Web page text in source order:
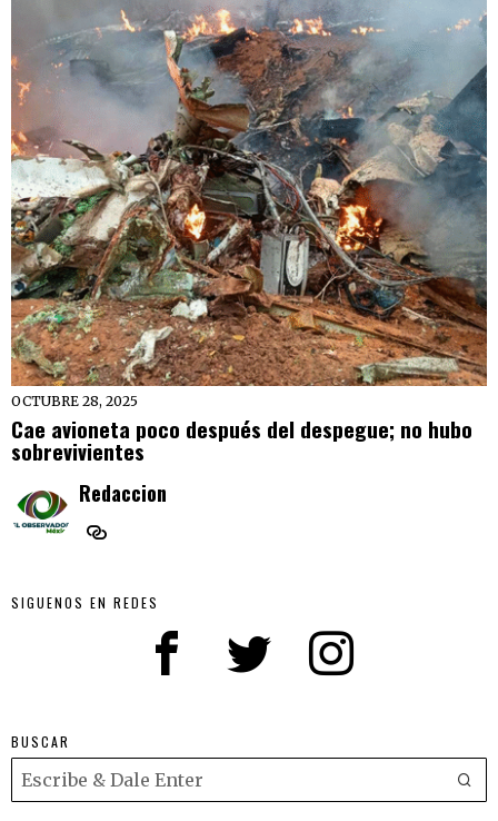
OCTUBRE 28, 2025
Cae avioneta poco después del despegue; no hubo
sobrevivientes
Redaccion
SIGUENOS EN REDES
BUSCAR